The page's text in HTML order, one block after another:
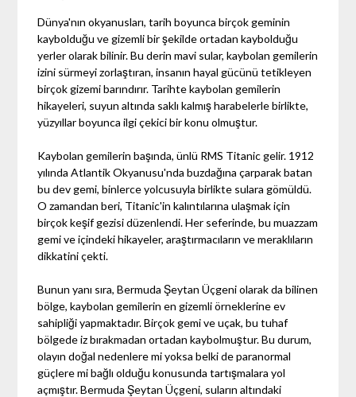
Dünya'nın okyanusları, tarih boyunca birçok geminin
kaybolduğu ve gizemli bir şekilde ortadan kaybolduğu
yerler olarak bilinir. Bu derin mavi sular, kaybolan gemilerin
izini sürmeyi zorlaştıran, insanın hayal gücünü tetikleyen
birçok gizemi barındırır. Tarihte kaybolan gemilerin
hikayeleri, suyun altında saklı kalmış harabelerle birlikte,
yüzyıllar boyunca ilgi çekici bir konu olmuştur.
Kaybolan gemilerin başında, ünlü RMS Titanic gelir. 1912
yılında Atlantik Okyanusu'nda buzdağına çarparak batan
bu dev gemi, binlerce yolcusuyla birlikte sulara gömüldü.
O zamandan beri, Titanic'in kalıntılarına ulaşmak için
birçok keşif gezisi düzenlendi. Her seferinde, bu muazzam
gemi ve içindeki hikayeler, araştırmacıların ve meraklıların
dikkatini çekti.
Bunun yanı sıra, Bermuda Şeytan Üçgeni olarak da bilinen
bölge, kaybolan gemilerin en gizemli örneklerine ev
sahipliği yapmaktadır. Birçok gemi ve uçak, bu tuhaf
bölgede iz bırakmadan ortadan kaybolmuştur. Bu durum,
olayın doğal nedenlere mi yoksa belki de paranormal
güçlere mi bağlı olduğu konusunda tartışmalara yol
açmıştır. Bermuda Şeytan Üçgeni, suların altındaki